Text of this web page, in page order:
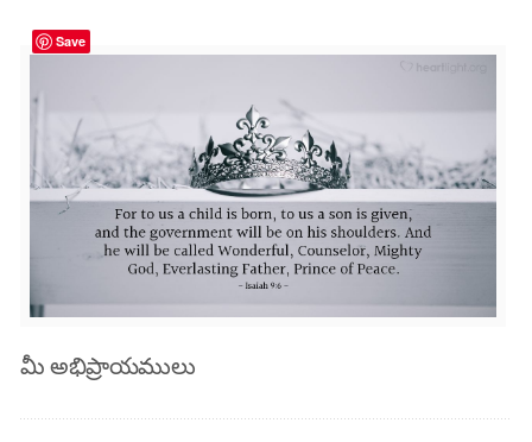
Save
మీ అభిప్రాయములు